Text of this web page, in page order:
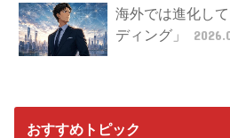
海外では進化し
ディング」
おすすめトピック